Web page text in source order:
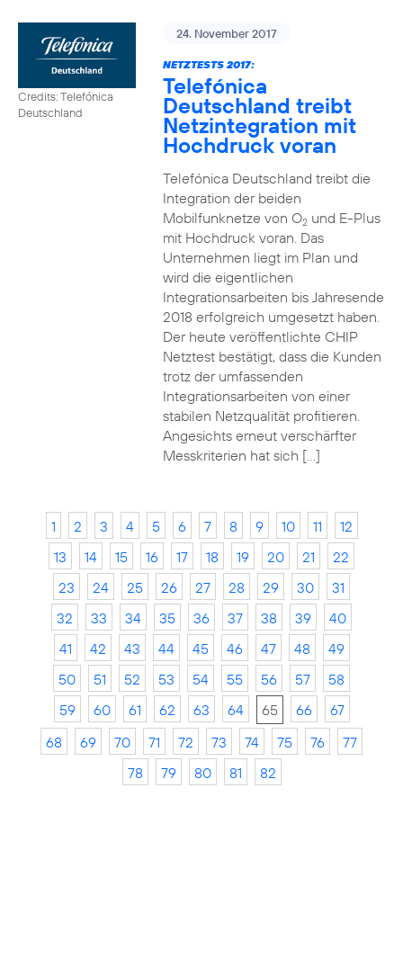
Credits: Telefónica
Deutschland
24. November 2017
NETZTESTS 2017:
Telefónica
Deutschland treibt
Netzintegration mit
Hochdruck voran
Telefónica Deutschland treibt die
Integration der beiden
Mobilfunknetze von O2und E-Plus
mit Hochdruck voran. Das
Unternehmen liegt im Plan und
wird die eigentlichen
Integrationsarbeiten bis Jahresende
2018 erfolgreich umgesetzt haben.
Der heute veröffentlichte CHIP
Netztest bestätigt, dass die Kunden
trotz der umfassenden
Integrationsarbeiten von einer
stabilen Netzqualität profitieren.
Angesichts erneut verschärfter
Messkriterien hat sich […]
1 2 3 4 5 6 7 8 9 10 11
12
13
14 15 16 17 18 19 20 21
22
23
24 25 26 27 28 29 30
31
32
33 34 35 36 37 38 39
40
41
42 43 44 45 46 47 48
49
50
51 52 53 54 55 56 57
58
59
60 61 62 63 64 65 66
67
68
69 70 71 72 73 74 75 76
77
78
79 80 81 82